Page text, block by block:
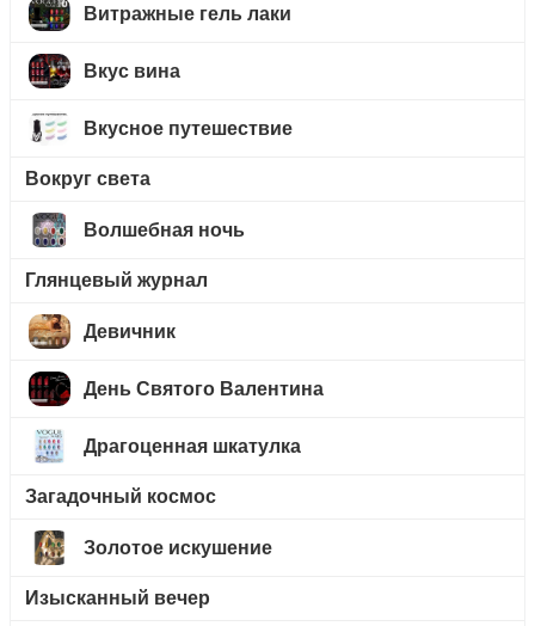
Витражные гель лаки
Вкус вина
Вкусное путешествие
Вокруг света
Волшебная ночь
Глянцевый журнал
Девичник
День Святого Валентина
Драгоценная шкатулка
Загадочный космос
Золотое искушение
Изысканный вечер